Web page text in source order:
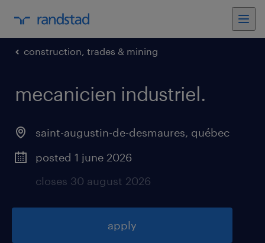
construction, trades & mining
mecanicien industriel.
saint-augustin-de-desmaures, québec
posted 1 june 2026
closes 30 august 2026
apply